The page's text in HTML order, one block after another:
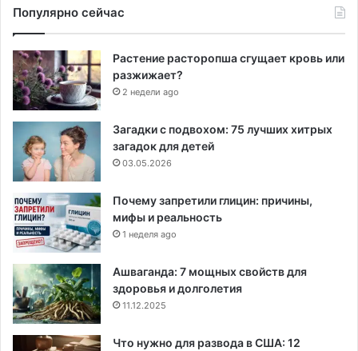
Популярно сейчас
Растение расторопша сгущает кровь или
разжижает?
2 недели ago
Загадки с подвохом: 75 лучших хитрых
загадок для детей
03.05.2026
Почему запретили глицин: причины,
мифы и реальность
1 неделя ago
Ашваганда: 7 мощных свойств для
здоровья и долголетия
11.12.2025
Что нужно для развода в США: 12